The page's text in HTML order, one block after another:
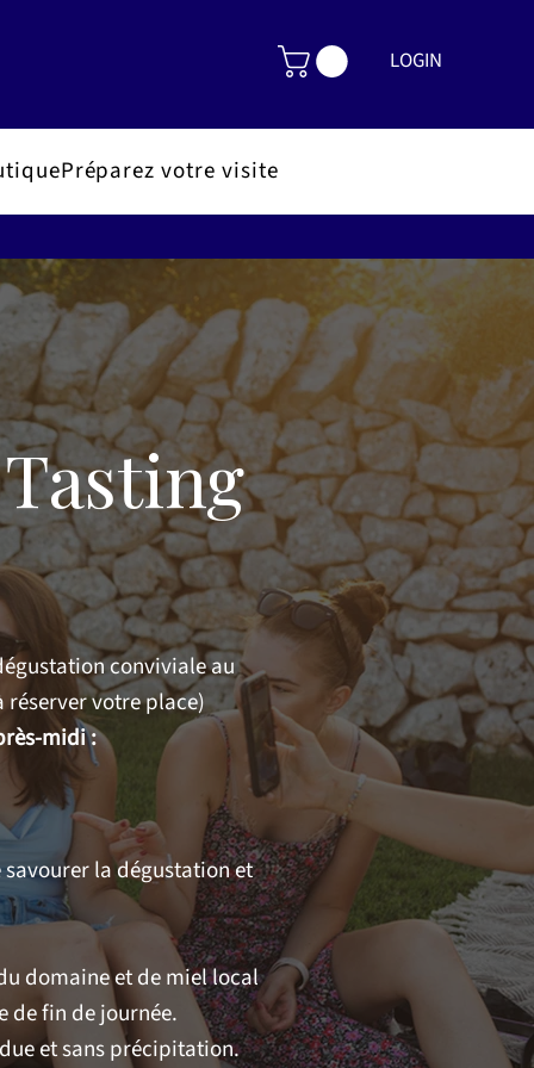
LOGIN
Préparez votre visite
conviviale au
réserver votre place)
midi :
la dégustation et
domaine et de miel local
de fin de journée.
et sans précipitation.